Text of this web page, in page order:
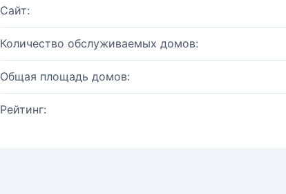
Сайт:
Количество обслуживаемых домов:
Общая площадь домов:
Рейтинг: